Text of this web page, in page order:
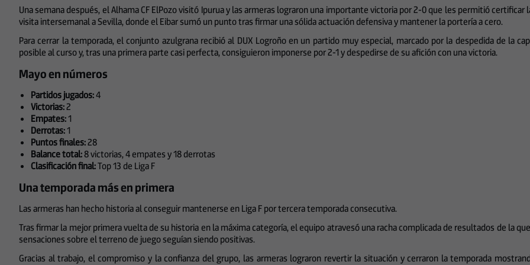
Una semana después, el Alhama CF ElPozo visitó Ipurua y las armeras lograron una importante victoria por 2-0 que les permitió certificar
visita intersemanal a Sevilla, donde el Eibar sumó un punto tras firmar una sólida actuación defensiva y mantener la portería a cero.
Para cerrar la temporada, el conjunto azulgrana recibió al DUX Logroño en un partido muy especial, marcado por la despedida de la
posible al curso y, tras una primera parte casi perfecta, consiguieron imponerse por 2-1 y despedirse de su afición con una victoria.
Mayo en números
Partidos jugados:4
Victorias:2
Empates:1
Derrotas:1
Puntos finales:28
Balance total:8 victorias, 4 empates y 18 derrotas
Clasificación final:Top 13 de Liga F
Una temporada más en primera
Las armeras han hecho historia al conseguir mantenerse en Liga F por tercera temporada consecutiva.
Tras firmar la mejor primera vuelta de su historia en la máxima categoría, el equipo atravesó una racha complicada de resultados de la
sensaciones sobre el terreno de juego seguían siendo positivas.
Gracias al trabajo, el compromiso y la confianza del grupo, las armeras lograron revertir la situación y cerraron la temporada